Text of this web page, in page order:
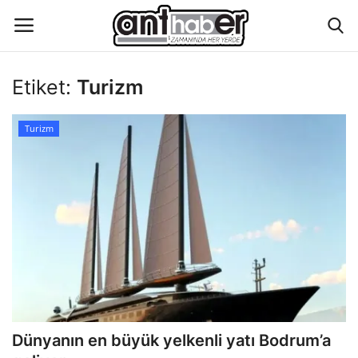
Aktüel Magazin
Çevre
Etiket: Turizm
Turizm
Dünyanın en büyük yelkenli yatı Bodrum’a